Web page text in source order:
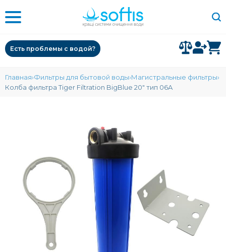
Есть проблемы с водой?
Главная Фильтры для бытовой воды Магистральные фильтры
Колба фильтра Tiger Filtration BigBlue 20" тип 06A